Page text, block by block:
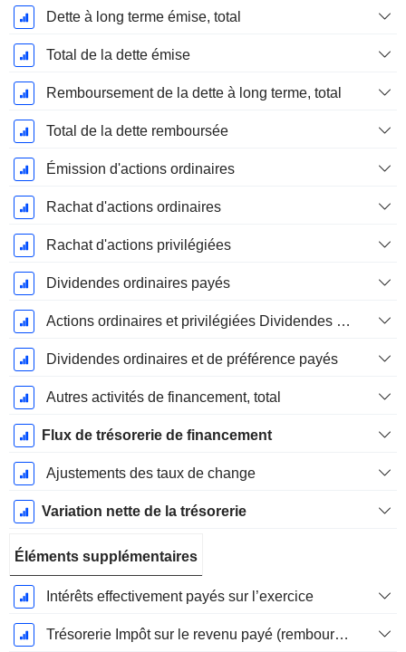
Dette à long terme émise, total
Total de la dette émise
Remboursement de la dette à long terme, total
Total de la dette remboursée
Émission d'actions ordinaires
Rachat d'actions ordinaires
Rachat d'actions privilégiées
Dividendes ordinaires payés
Actions ordinaires et privilégiées Dividendes versésDividendes ordinaires et de préférence payés
Dividendes ordinaires et de préférence payés
Autres activités de financement, total
Flux de trésorerie de financement
Ajustements des taux de change
Variation nette de la trésorerie
Éléments supplémentaires
Intérêts effectivement payés sur l’exercice
Trésorerie Impôt sur le revenu payé (remboursement)Impôt effectivement payé (remboursé) sur l’exercice